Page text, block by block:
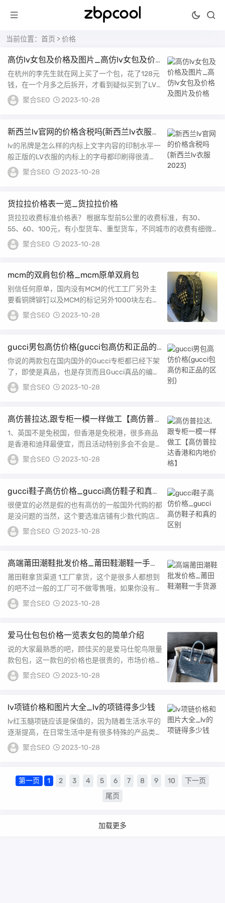
当前位置： 首页 > 价格
高仿lv女包及价格及图片_高仿lv女包及价
格及图片及价格
在杭州的李先生就在网上买了一个包，花了128元
钱，在一个月多之后拆开，才看到疑似买到了LV
的假货他希望客服能够退货，但是商家拒绝了他的
要...
聚合SEO 2023-10-28
新西兰lv官网的价格含税吗(新西兰lv衣服
2023)
lv的吊牌是怎么样的内标上文字内容的印制水平一
般正版的LV衣服的内标上的字母都印刷得很清
晰，内标上的字母U字两头对称，在同一水平线上
吊牌...
聚合SEO 2023-10-28
货拉拉价格表一览_货拉拉价格
货拉拉收费标准价格表？ 根据车型前5公里的收费标准，有30、
55、60、100元，有小型货车、重型货车，不同城市的收费有细微
的差异。【点...
聚合SEO 2023-10-28
mcm的双肩包价格_mcm原单双肩包
别信任何原单，国内没有MCM的代工工厂另外主
要看铜牌铆钉以及MCM的标记另外1000块左右的
都不用问了，肯定假的我可以很负责告诉你300...
聚合SEO 2023-10-28
gucci男包高仿价格(gucci包高仿和正品的
区别)
你说的两款包在国内国外的Gucci专柜都已经下架
了，即使是真品，也是存货而且Gucci真品的编号
远远不止这么简单，基本可以确定是高仿你说...
聚合SEO 2023-10-28
高仿普拉达,跟专柜一模一样做工【高仿普拉
达香港和内地价格】
1、英国不是免税国，但香港是免税港，很多商品
是香港和迪拜最便宜，而且活动特别多会不会是假
货无法根据您的描述判断香港英国都只有小票，和
内地...
聚合SEO 2023-10-28
gucci鞋子高仿价格_gucci高仿鞋子和真的
区别
很便宜的必然是假的也有高仿的一般国外代购的都
是没问题的当然，这个要选准店铺有少数代购店铺
现在搞掺假的把戏；这双gucci男士球鞋编号 A...
聚合SEO 2023-10-28
高端莆田潮鞋批发价格_莆田鞋潮鞋一手货
源
莆田鞋拿货渠道 1工厂拿货，这个是很多人都想到
的吧不过一般的工厂可不做零售哦，如果你没有一
定量的定做，别人懒得搭理你2档口拿货，一般以
批...
聚合SEO 2023-10-28
爱马仕包包价格一览表女包的简单介绍
说的大家最熟悉的吧，顾佳买的是爱马仕鸵鸟限量
款包包，这一款包的价格也是很贵的，市场价格是
30到40万。...
聚合SEO 2023-10-28
lv项链价格和图片大全_lv的项链得多少钱
lv红玉髓项链应该是保值的，因为随着生活水平的
逐渐提高，在日常生活中是有很多特殊的产品类型
的，比如说这款项链，它的质量是非常有保障的，
它...
聚合SEO 2023-10-28
第一页 1 2 3 4 5 6 7 8 9 10
下一页
尾页
加载更多